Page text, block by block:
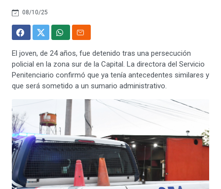
08/10/25
El joven, de 24 años, fue detenido tras una persecución
policial en la zona sur de la Capital. La directora del Servicio
Penitenciario confirmó que ya tenía antecedentes similares y
que será sometido a un sumario administrativo.